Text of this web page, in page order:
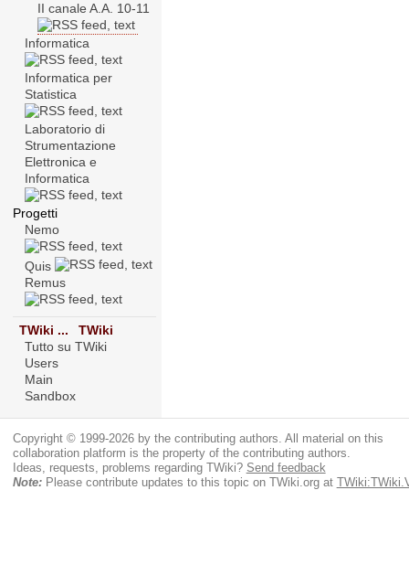
II canale A.A. 10-11
Informatica
Informatica per
Statistica
Laboratorio di
Strumentazione
Elettronica e
Informatica
Progetti
Nemo
Quis
Remus
TWiki ...
TWiki
Tutto su TWiki
Users
Main
Sandbox
Copyright © 1999-2026 by the contributing authors. All material on this
collaboration platform is the property of the contributing authors.
Ideas, requests, problems regarding TWiki? Send feedback
Note:Please contribute updates to this topic on TWiki.org at